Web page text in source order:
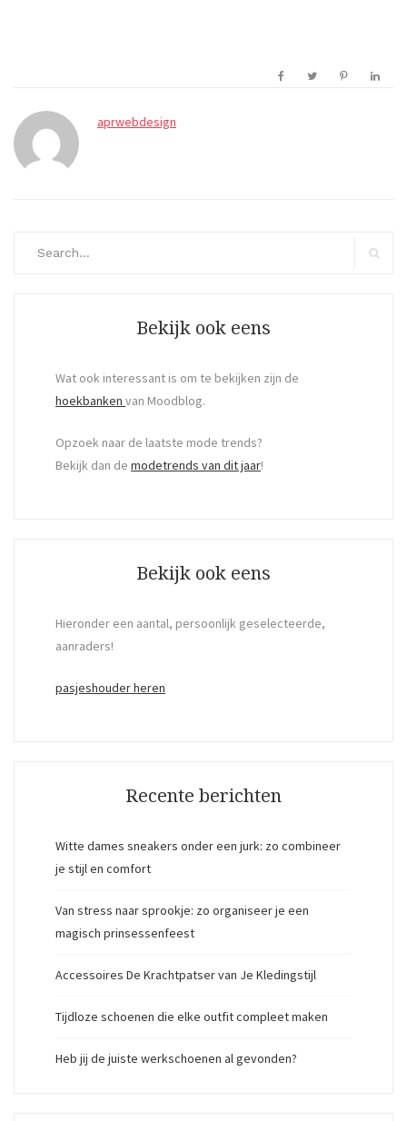
aprwebdesign
Bekijk ook eens
Wat ook interessant is om te bekijken zijn de
hoekbanken van Moodblog.
Opzoek naar de laatste mode trends?
Bekijk dan de modetrends van dit jaar!
Bekijk ook eens
Hieronder een aantal, persoonlijk geselecteerde,
aanraders!
pasjeshouder heren
Recente berichten
Witte dames sneakers onder een jurk: zo combineer
je stijl en comfort
Van stress naar sprookje: zo organiseer je een
magisch prinsessenfeest
Accessoires De Krachtpatser van Je Kledingstijl
Tijdloze schoenen die elke outfit compleet maken
Heb jij de juiste werkschoenen al gevonden?